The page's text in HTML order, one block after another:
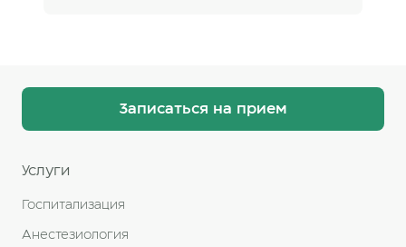
Услуги
Госпитализация
Анестезиология
Записаться на прием